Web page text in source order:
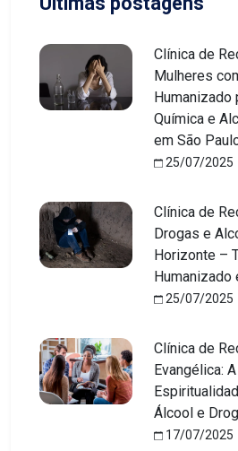
Clínica de
Mulheres
Humanizado
Química e
em São
25/07/2025
Clínica de
Drogas e
Horizonte –
Humanizado
25/07/2025
Clínica de
Evangélica:
Álcool e
17/07/2025